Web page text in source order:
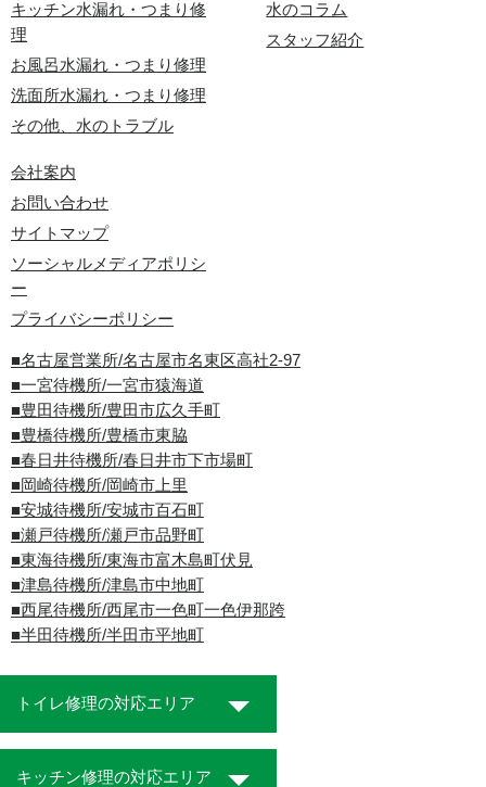
キッチン水漏れ・つまり修
理
お風呂水漏れ・つまり修理
洗面所水漏れ・つまり修理
その他、水のトラブル
水のコラム
スタッフ紹介
会社案内
お問い合わせ
サイトマップ
ソーシャルメディアポリシ
ー
プライバシーポリシー
■名古屋営業所/名古屋市名東区高社2-97
■一宮待機所/一宮市猿海道
■豊田待機所/豊田市広久手町
■豊橋待機所/豊橋市東脇
■春日井待機所/春日井市下市場町
■岡崎待機所/岡崎市上里
■安城待機所/安城市百石町
■瀬戸待機所/瀬戸市品野町
■東海待機所/東海市富木島町伏見
■津島待機所/津島市中地町
■西尾待機所/西尾市一色町一色伊那跨
■半田待機所/半田市平地町
トイレ修理の対応エリア
キッチン修理の対応エリア